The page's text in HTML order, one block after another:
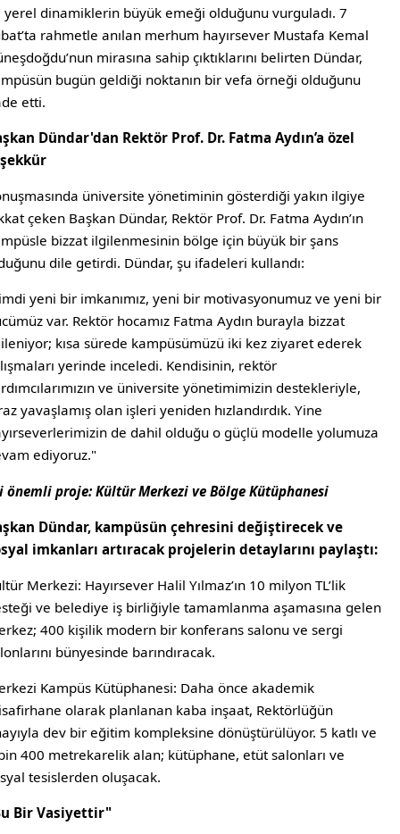
yerel dinamiklerin büyük emeği olduğunu vurguladı. 7
rahmetle anılan merhum hayırsever Mustafa Kemal
mirasına sahip çıktıklarını belirten Dündar,
bugün geldiği noktanın bir vefa örneği olduğunu
etti.
Dündar'dan Rektör Prof. Dr. Fatma Aydın’a özel
üniversite yönetiminin gösterdiği yakın ilgiye
çeken Başkan Dündar, Rektör Prof. Dr. Fatma Aydın’ın
bizzat ilgilenmesinin bölge için büyük bir şans
dile getirdi. Dündar, şu ifadeleri kullandı:
yeni bir imkanımız, yeni bir motivasyonumuz ve yeni bir
var. Rektör hocamız Fatma Aydın burayla bizzat
kısa sürede kampüsümüzü iki kez ziyaret ederek
yerinde inceledi. Kendisinin, rektör
ve üniversite yönetimimizin destekleriyle,
yavaşlamış olan işleri yeniden hızlandırdık. Yine
de dahil olduğu o güçlü modelle yolumuza
ediyoruz."
önemli proje: Kültür Merkezi ve Bölge Kütüphanesi
Dündar, kampüsün çehresini değiştirecek ve
imkanları artıracak projelerin detaylarını paylaştı:
Merkezi: Hayırsever Halil Yılmaz’ın 10 milyon TL’lik
ve belediye iş birliğiyle tamamlanma aşamasına gelen
400 kişilik modern bir konferans salonu ve sergi
bünyesinde barındıracak.
Kampüs Kütüphanesi: Daha önce akademik
olarak planlanan kaba inşaat, Rektörlüğün
dev bir eğitim kompleksine dönüştürülüyor. 5 katlı ve
400 metrekarelik alan; kütüphane, etüt salonları ve
tesislerden oluşacak.
Bir Vasiyettir"